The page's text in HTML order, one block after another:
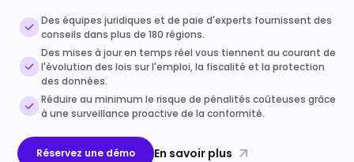
Des équipes juridiques et de paie d'experts fournissent des
conseils dans plus de 180 régions.
Des mises à jour en temps réel vous tiennent au courant de
l'évolution des lois sur l'emploi, la fiscalité et la protection
des données.
Réduire au minimum le risque de pénalités coûteuses grâce
à une surveillance proactive de la conformité.
Réservez une démo En savoir plus